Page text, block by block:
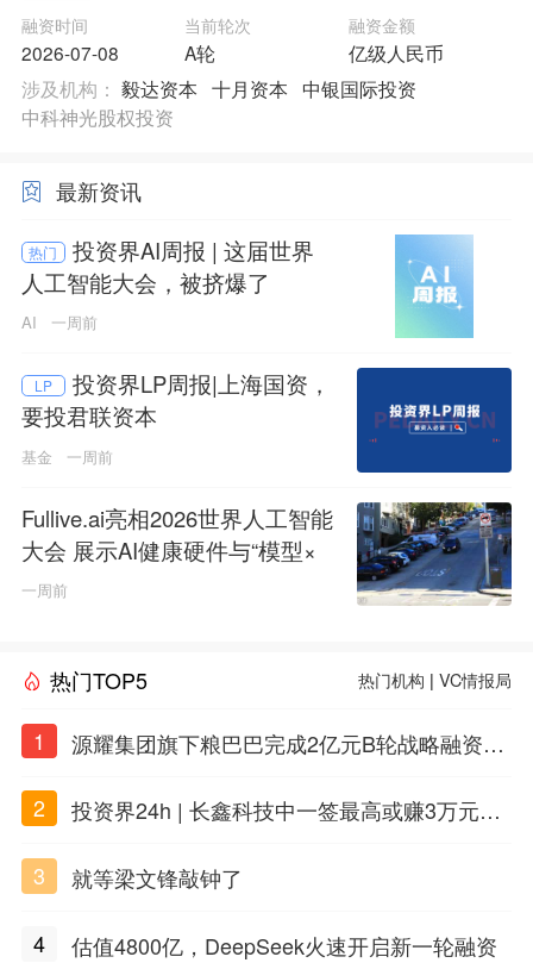
融资时间
2026-07-08
当前轮次
A轮
融资金额
亿级人民币
涉及机构： 毅达资本 十月资本
中银国际投资
中科神光股权投资
最新资讯
热门
投资界AI周报 | 这届世界
人工智能大会，被挤爆了
AI 一周前
LP
投资界LP周报|上海国资，
要投君联资本
基金 一周前
Fullive.ai亮相2026世界人工智能
大会 展示AI健康硬件与“模型×
本体”创新技术路径
一周前
热门TOP5 热门机构 |VC情报局
1
源耀集团旗下粮巴巴完成2亿元B轮战略融资，
2
投资界24h | 长鑫科技中一签最高或赚3万元；
兴质新域基金
3 就等梁文锋敲钟了
4 估值4800亿，DeepSeek火速开启新一轮融资